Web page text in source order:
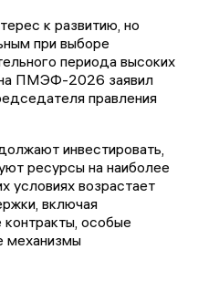
к развитию, но
при выборе
периода высоких
на ПМЭФ-2026 заявил
правления
инвестировать,
ресурсы на наиболее
условиях возрастает
включая
особые
механизмы